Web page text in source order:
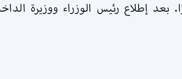
بعد إطلاع رئيس الوزراء ووزيرة